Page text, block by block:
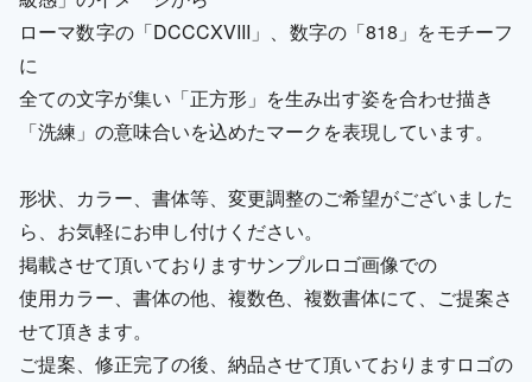
ローマ数字の「DCCCXVIII」、数字の「818」をモチーフ
に
全ての文字が集い「正方形」を生み出す姿を合わせ描き
「洗練」の意味合いを込めたマークを表現しています。
形状、カラー、書体等、変更調整のご希望がございました
ら、お気軽にお申し付けください。
掲載させて頂いておりますサンプルロゴ画像での
使用カラー、書体の他、複数色、複数書体にて、ご提案さ
せて頂きます。
ご提案、修正完了の後、納品させて頂いておりますロゴの